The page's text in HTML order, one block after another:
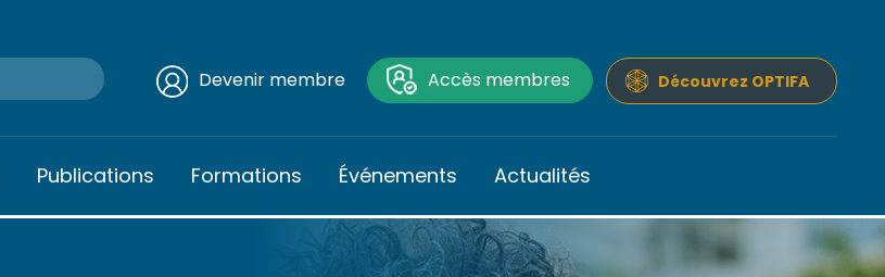
Devenir membre Accès membres Découvrez OPTIFA
Publications Formations Événements Actualités